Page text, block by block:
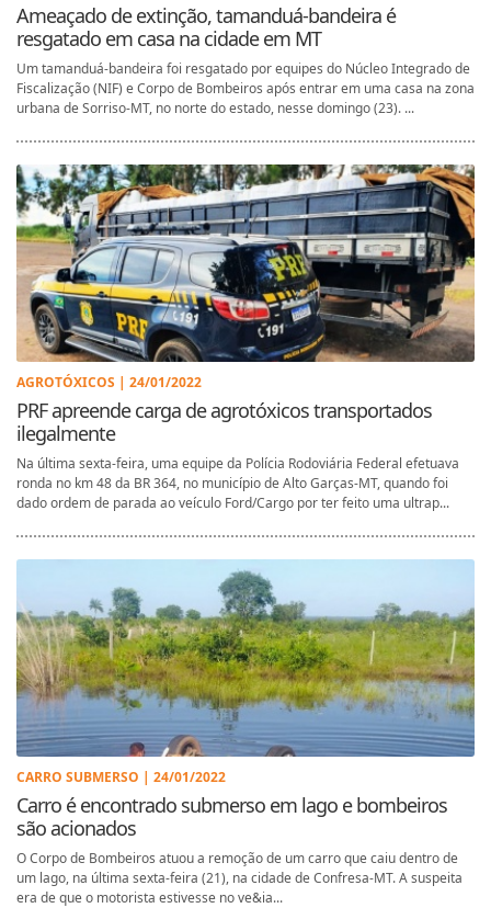
Ameaçado de extinção, tamanduá-bandeira é
resgatado em casa na cidade em MT
Um tamanduá-bandeira foi resgatado por equipes do Núcleo Integrado de
Fiscalização (NIF) e Corpo de Bombeiros após entrar em uma casa na zona
urbana de Sorriso-MT, no norte do estado, nesse domingo (23). ...
AGROTÓXICOS | 24/01/2022
PRF apreende carga de agrotóxicos transportados
ilegalmente
Na última sexta-feira, uma equipe da Polícia Rodoviária Federal efetuava
ronda no km 48 da BR 364, no município de Alto Garças-MT, quando foi
dado ordem de parada ao veículo Ford/Cargo por ter feito uma ultrap...
CARRO SUBMERSO | 24/01/2022
Carro é encontrado submerso em lago e bombeiros
são acionados
O Corpo de Bombeiros atuou a remoção de um carro que caiu dentro de
um lago, na última sexta-feira (21), na cidade de Confresa-MT. A suspeita
era de que o motorista estivesse no ve&ia...